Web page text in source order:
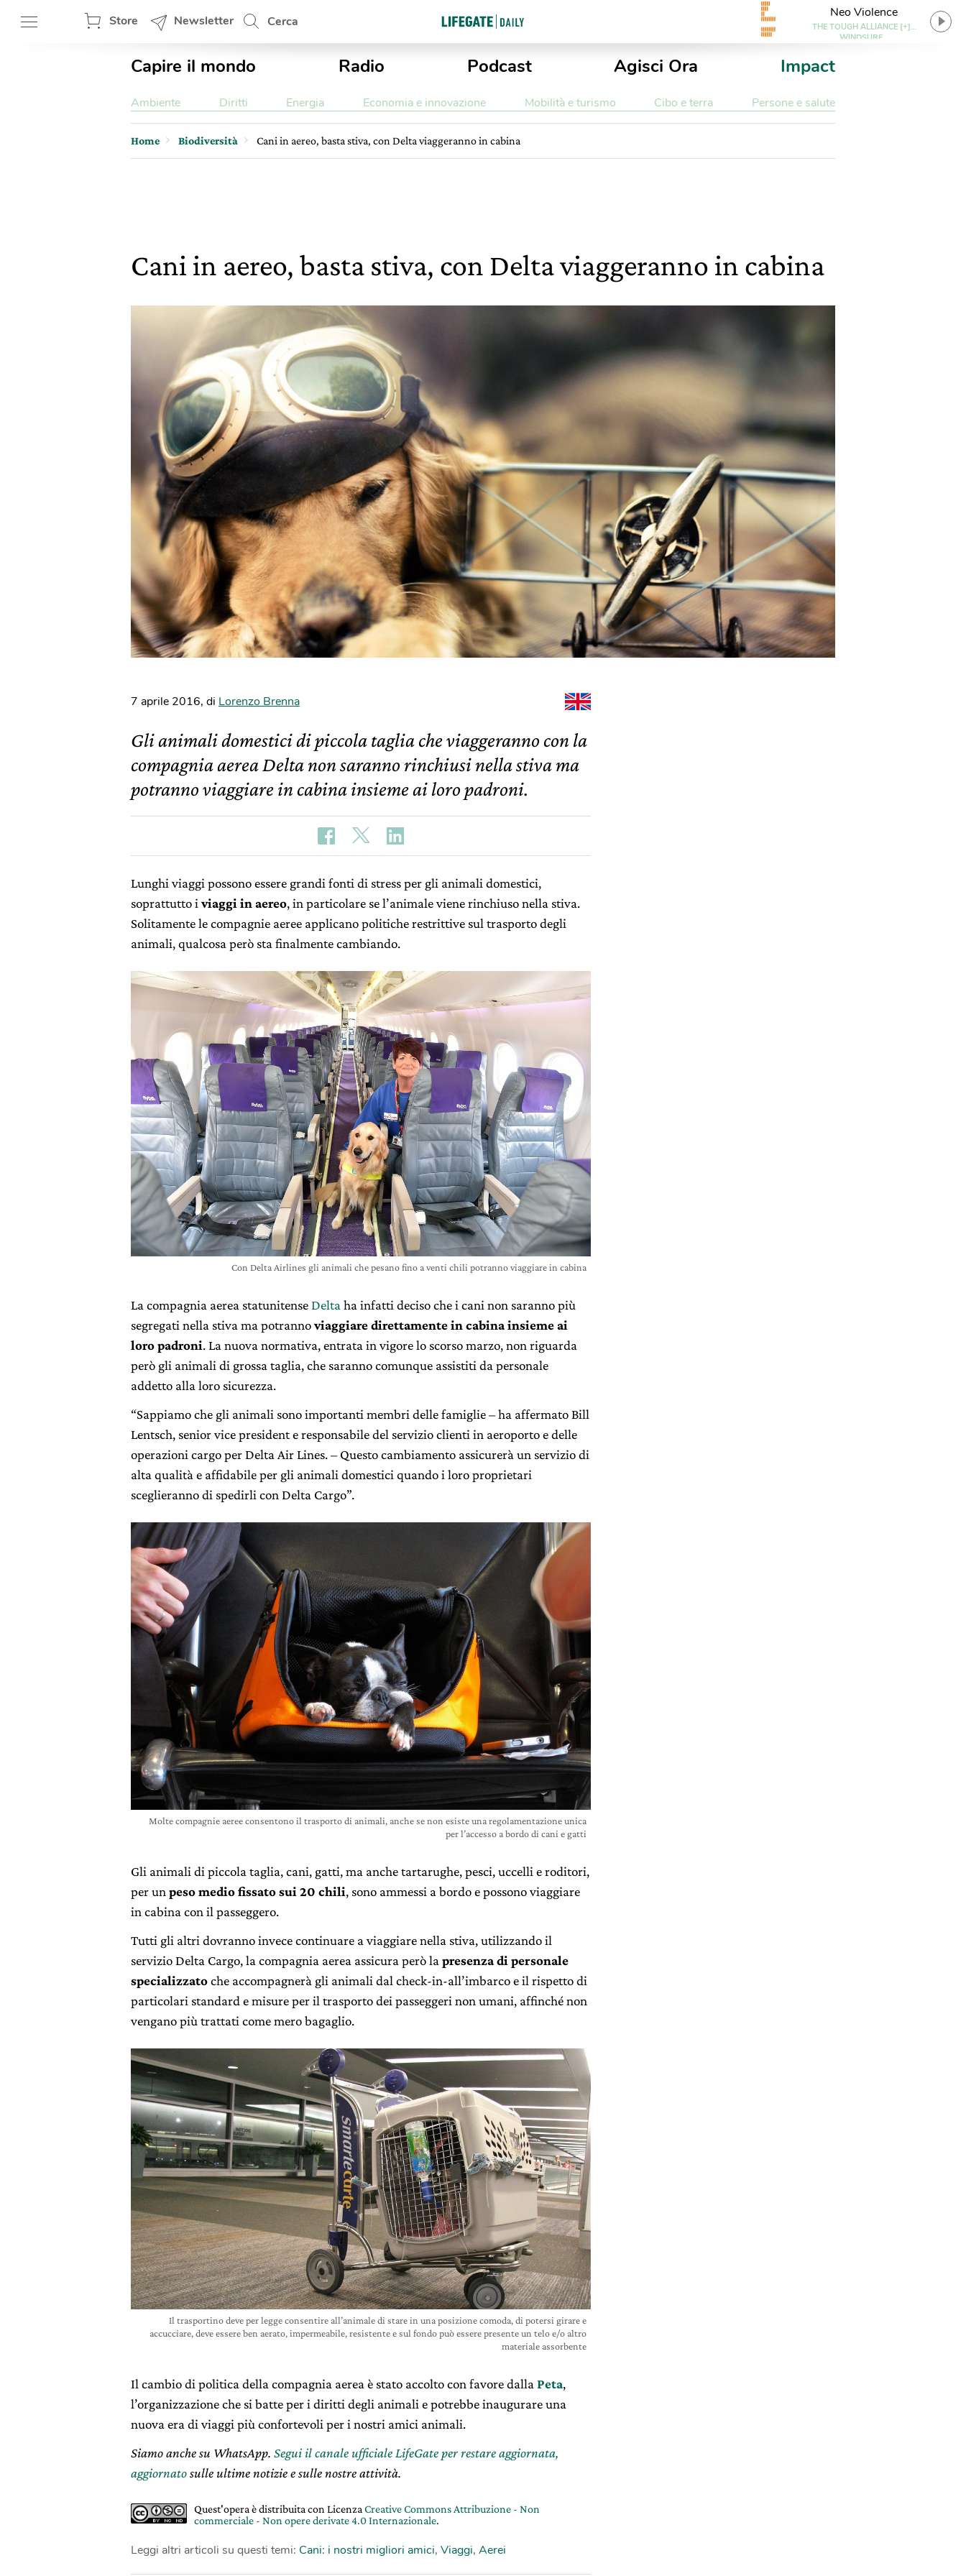
Store Newsletter Cerca
Neo Violence
THE TOUGH ALLIANCE [+]
WINDSURF
Capire il mondo Radio Podcast Agisci Ora Impact
Ambiente Diritti Energia Economia e innovazione Mobilità e turismo Cibo e terra Persone e salute
Home Biodiversità Cani in aereo, basta stiva, con Delta viaggeranno in cabina
Cani in aereo, basta stiva, con Delta viaggeranno in cabina
7 aprile 2016, di Lorenzo Brenna
Gli animali domestici di piccola taglia che viaggeranno con la
compagnia aerea Delta non saranno rinchiusi nella stiva ma
potranno viaggiare in cabina insieme ai loro padroni.
Lunghi viaggi possono essere grandi fonti di stress per gli animali domestici,
soprattutto i viaggi in aereo, in particolare se l’animale viene rinchiuso nella stiva.
Solitamente le compagnie aeree applicano politiche restrittive sul trasporto degli
animali, qualcosa però sta finalmente cambiando.
Con Delta Airlines gli animali che pesano fino a venti chili potranno viaggiare in cabina
La compagnia aerea statunitense Delta ha infatti deciso che i cani non saranno più
segregati nella stiva ma potrannoviaggiare direttamente in cabina insieme ai
loro padroni. La nuova normativa, entrata in vigore lo scorso marzo, non riguarda
però gli animali di grossa taglia, che saranno comunque assistiti da personale
addetto alla loro sicurezza.
“Sappiamo che gli animali sono importanti membri delle famiglie – ha affermato Bill
Lentsch, senior vice president e responsabile del servizio clienti in aeroporto e delle
operazioni cargo per Delta Air Lines. – Questo cambiamento assicurerà un servizio di
alta qualità e affidabile per gli animali domestici quando i loro proprietari
sceglieranno di spedirli con Delta Cargo”.
Molte compagnie aeree consentono il trasporto di animali, anche se non esiste una regolamentazione unica
per l’accesso a bordo di cani e gatti
Gli animali di piccola taglia, cani, gatti, ma anche tartarughe, pesci, uccelli e roditori,
per un peso medio fissato sui 20 chili, sono ammessi a bordo e possono viaggiare
in cabina con il passeggero.
Tutti gli altri dovranno invece continuare a viaggiare nella stiva, utilizzando il
servizio Delta Cargo, la compagnia aerea assicura però la presenza di personale
specializzatoche accompagnerà gli animali dal check-in-all’imbarco e il rispetto di
particolari standard e misure per il trasporto dei passeggeri non umani, affinché non
vengano più trattati come mero bagaglio.
Il trasportino deve per legge consentire all’animale di stare in una posizione comoda, di potersi girare e
accucciare, deve essere ben aerato, impermeabile, resistente e sul fondo può essere presente un telo e/o altro
materiale assorbente
Il cambio di politica della compagnia aerea è stato accolto con favore dallaPeta,
l’organizzazione che si batte per i diritti degli animali e potrebbe inaugurare una
nuova era di viaggi più confortevoli per i nostri amici animali.
Siamo anche su WhatsApp. Segui il canale ufficiale LifeGate per restare aggiornata,
aggiornatosulle ultime notizie e sulle nostre attività.
Quest'opera è distribuita con Licenza Creative Commons Attribuzione - Non
commerciale - Non opere derivate 4.0 Internazionale.
Leggi altri articoli su questi temi: Cani: i nostri migliori amici, Viaggi, Aerei